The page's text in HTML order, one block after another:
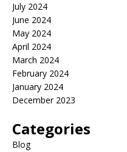
July 2024
June 2024
May 2024
April 2024
March 2024
February 2024
January 2024
December 2023
Categories
Blog